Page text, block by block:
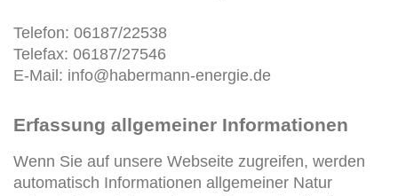
Telefon: 06187/22538
Telefax: 06187/27546
E-Mail: info@habermann-energie.de
Erfassung allgemeiner Informationen
Wenn Sie auf unsere Webseite zugreifen, werden
automatisch Informationen allgemeiner Natur